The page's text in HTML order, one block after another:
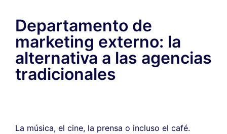
Departamento de
marketing externo: la
alternativa a las agencias
tradicionales
La música, el cine, la prensa o incluso el café.